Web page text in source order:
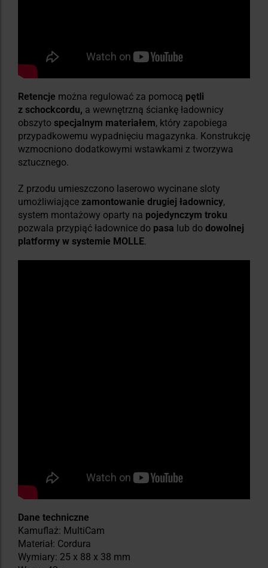
Retencje można regulować za pomocą pętli
z schockcordu, a wewnętrzną ściankę ładownicy
obszyto specjalnym materiałem, który zapobiega
przypadkowemu wypadnięciu magazynka. Konstrukcję
wzmocniono dodatkowymi wstawkami z tworzywa
sztucznego.
Z przodu umieszczono laserowo wycinane sloty
umożliwiające zamontowanie drugiej ładownicy,
system montażowy oparty na pojedynczym troku
pozwala przypiąć ładownice do pasa lub do dowolnej
platformy w systemie MOLLE.
Dane techniczne
Kamuflaż: MultiCam
Materiał: Cordura
Wymiary: 25 x 88 x 38 mm